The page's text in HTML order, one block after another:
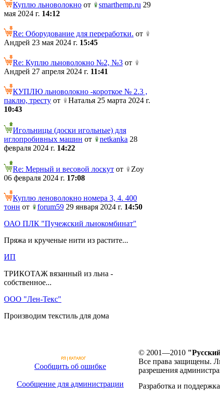
Куплю льноволокно от smarthemp.ru 29
мая 2024 г. 14:12
Re: Оборудование для переработки. от
Андрей 23 мая 2024 г. 15:45
Re: Куплю льноволокно №2, №3 от
Андрей 27 апреля 2024 г. 11:41
КУПЛЮ льноволокно -короткое № 2.3 ,
паклю, тресту от
Наталья 25 марта 2024 г.
10:43
Игольницы (доски игольные) для
иглопробивных машин от netkanka 28
февраля 2024 г. 14:22
Re: Мерный и весовой лоскут от
Zoy
06 февраля 2024 г. 17:08
Куплю леноволокно номера 3, 4. 400
тонн от forum59 29 января 2024 г. 14:50
ОАО ПЛК "Пучежский льнокомбинат"
Пряжа и крученые нити из растите...
ИП
ТРИКОТАЖ вязанный из льна -
собственное...
ООО "Лен-Текс"
Производим текстиль для дома
Сообщить об ошибке
Сообщение для администрации
© 2001—2010
Все права защищены.
разрешения
Разработка и